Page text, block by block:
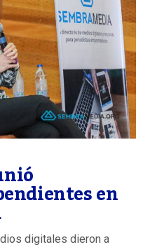
en
digitales dieron a